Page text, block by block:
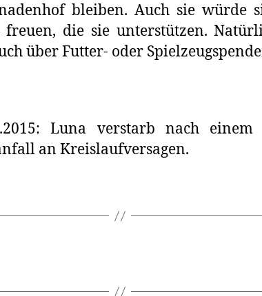
bleiben. Auch sie würde
freuen, die sie unterstützen.
über Futter- oder
Luna verstarb nach einem
an Kreislaufversagen.